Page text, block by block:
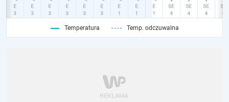
Temperatura Temp. odczuwalna